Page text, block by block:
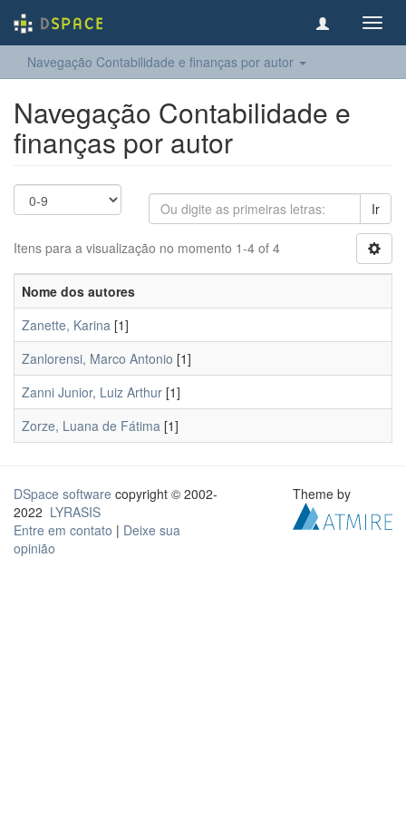
Navegação Contabilidade e finanças por autor
Navegação Contabilidade e
finanças por autor
Ir
Itens para a visualização no momento 1-4 of 4
Nome dos autores
Zanette, Karina [1]
Zanlorensi, Marco Antonio [1]
Zanni Junior, Luiz Arthur [1]
Zorze, Luana de Fátima [1]
DSpace software copyright © 2002-
2022 LYRASIS
Entre em contato | Deixe sua
opinião
Theme by